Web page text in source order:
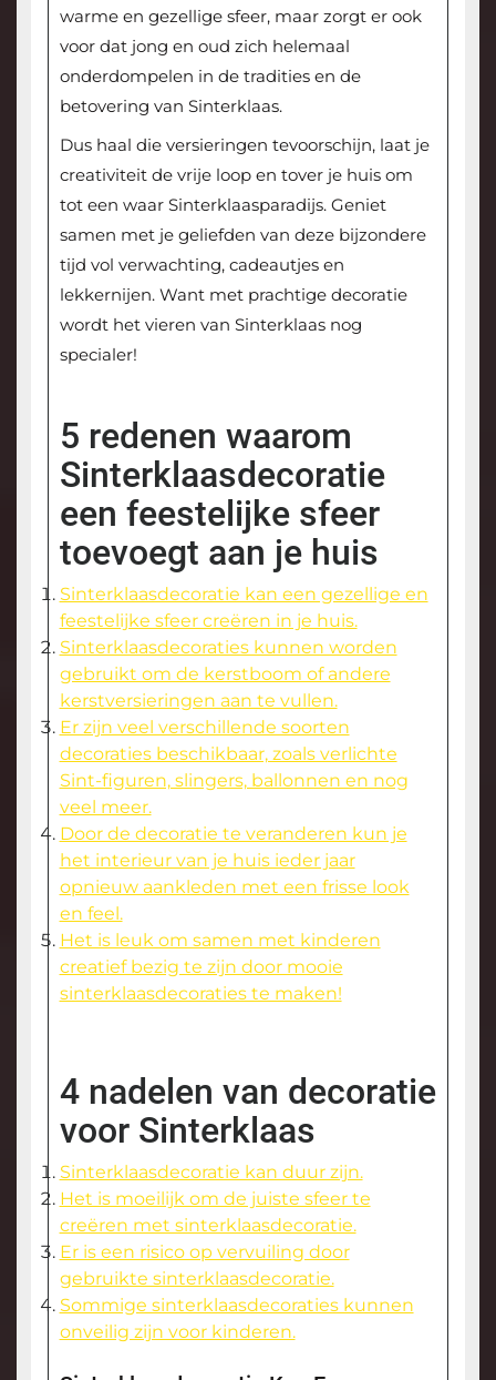
warme en gezellige sfeer, maar zorgt er ook
voor dat jong en oud zich helemaal
onderdompelen in de tradities en de
betovering van Sinterklaas.
Dus haal die versieringen tevoorschijn, laat je
creativiteit de vrije loop en tover je huis om
tot een waar Sinterklaasparadijs. Geniet
samen met je geliefden van deze bijzondere
tijd vol verwachting, cadeautjes en
lekkernijen. Want met prachtige decoratie
wordt het vieren van Sinterklaas nog
specialer!
5 redenen waarom
Sinterklaasdecoratie
een feestelijke sfeer
toevoegt aan je huis
Sinterklaasdecoratie kan een gezellige en
feestelijke sfeer creëren in je huis.
Sinterklaasdecoraties kunnen worden
gebruikt om de kerstboom of andere
kerstversieringen aan te vullen.
Er zijn veel verschillende soorten
decoraties beschikbaar, zoals verlichte
Sint-figuren, slingers, ballonnen en nog
veel meer.
Door de decoratie te veranderen kun je
het interieur van je huis ieder jaar
opnieuw aankleden met een frisse look
en feel.
Het is leuk om samen met kinderen
creatief bezig te zijn door mooie
sinterklaasdecoraties te maken!
4 nadelen van decoratie
voor Sinterklaas
Sinterklaasdecoratie kan duur zijn.
Het is moeilijk om de juiste sfeer te
creëren met sinterklaasdecoratie.
Er is een risico op vervuiling door
gebruikte sinterklaasdecoratie.
Sommige sinterklaasdecoraties kunnen
onveilig zijn voor kinderen.